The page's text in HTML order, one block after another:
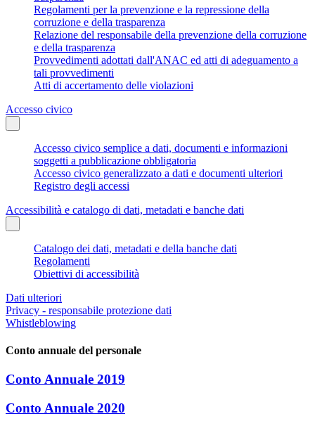
Regolamenti per la prevenzione e la repressione della
corruzione e della trasparenza
Relazione del responsabile della prevenzione della corruzione
e della trasparenza
Provvedimenti adottati dall'ANAC ed atti di adeguamento a
tali provvedimenti
Atti di accertamento delle violazioni
Accesso civico
Accesso civico semplice a dati, documenti e informazioni
soggetti a pubblicazione obbligatoria
Accesso civico generalizzato a dati e documenti ulteriori
Registro degli accessi
Accessibilità e catalogo di dati, metadati e banche dati
Catalogo dei dati, metadati e della banche dati
Regolamenti
Obiettivi di accessibilità
Dati ulteriori
Privacy - responsabile protezione dati
Whistleblowing
Conto annuale del personale
Conto Annuale 2019
Conto Annuale 2020